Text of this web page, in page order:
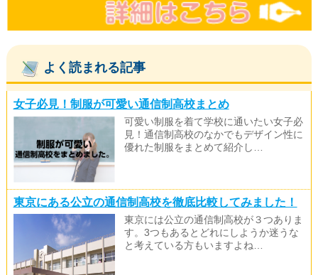
よく読まれる記事
女子必見！制服が可愛い通信制高校まとめ
可愛い制服を着て学校に通いたい女子必
見！通信制高校のなかでもデザイン性に
優れた制服をまとめて紹介し…
東京にある公立の通信制高校を徹底比較してみました！
東京には公立の通信制高校が３つありま
す。3つもあるとどれにしようか迷うな
と考えている方もいますよね…